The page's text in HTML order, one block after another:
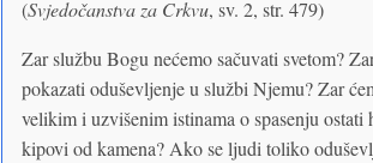
(Svjedočanstva za Crkvu, sv. 2, str. 479)
Zar službu Bogu nećemo sačuvati svetom?
pokazati oduševljenje u službi Njemu? Zar
velikim i uzvišenim istinama o spasenju ostati
kipovi od kamena? Ako se ljudi toliko